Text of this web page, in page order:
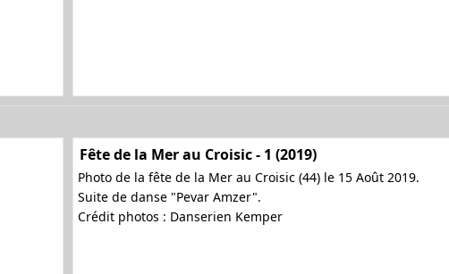
Fête de la Mer au Croisic - 1 (2019)
Photo de la fête de la Mer au Croisic (44) le 15 Août 2019.
Suite de danse "Pevar Amzer".
Crédit photos : Danserien Kemper